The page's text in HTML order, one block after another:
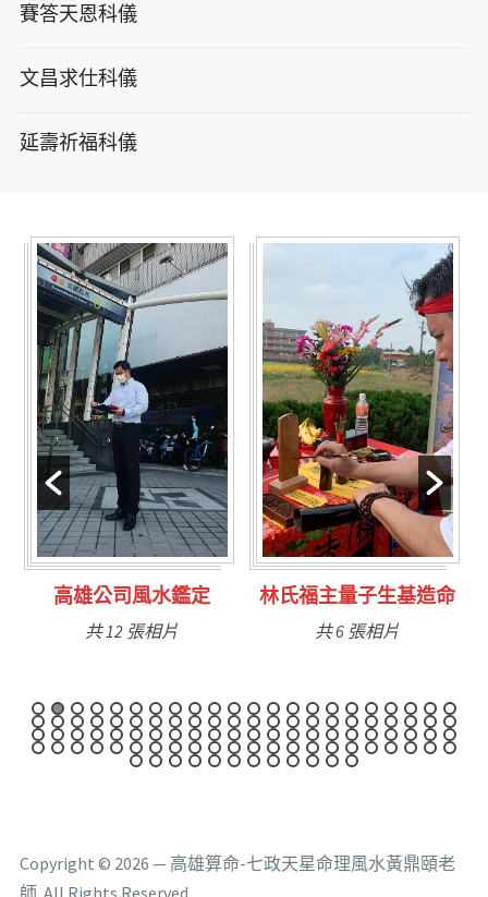
賽答天恩科儀
文昌求仕科儀
延壽祈福科儀
林氏福主量子生基造命
共 6 張相片
台南永康風水鑑定
共 9 張相片
Copyright © 2026 — 高雄算命-七政天星命理風水黃鼎頤老